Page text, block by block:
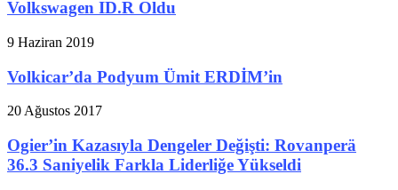
Volkswagen ID.R Oldu
9 Haziran 2019
Volkicar’da Podyum Ümit ERDİM’in
20 Ağustos 2017
Ogier’in Kazasıyla Dengeler Değişti: Rovanperä
36.3 Saniyelik Farkla Liderliğe Yükseldi